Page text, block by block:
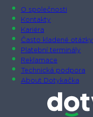
O společnosti
Kontakty
Kariéra
Často kladené otázky
Platební terminály
Reklamace
Technická podpora
About Dotykačka